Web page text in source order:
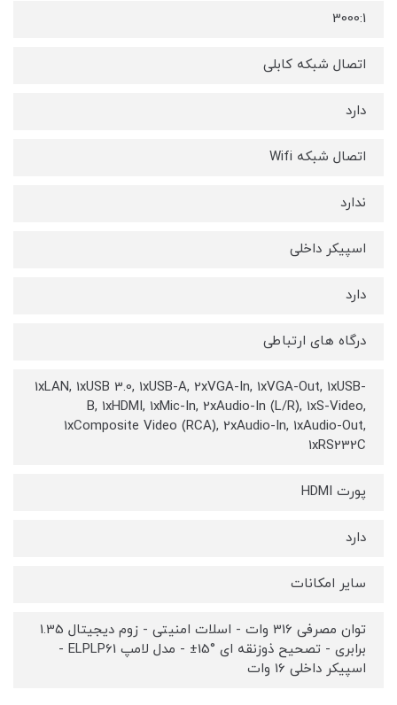
3000:1
اتصال شبکه کابلی
دارد
اتصال شبکه Wifi
ندارد
اسپیکر داخلی
دارد
درگاه های ارتباطی
1xLAN, 1xUSB 3.0, 1xUSB-A, 2xVGA-In, 1xVGA-Out, 1xUSB-
B, 1xHDMI, 1xMic-In, 2xAudio-In (L/R), 1xS-Video,
1xComposite Video (RCA), 2xAudio-In, 1xAudio-Out,
1xRS232C
پورت HDMI
دارد
سایر امکانات
توان مصرفی 316 وات - اسلات امنیتی - زوم دیجیتال 1.35
برابری - تصحیح ذوزنقه ای °15± - مدل لامپ ELPLP61 -
اسپیکر داخلی 16 وات